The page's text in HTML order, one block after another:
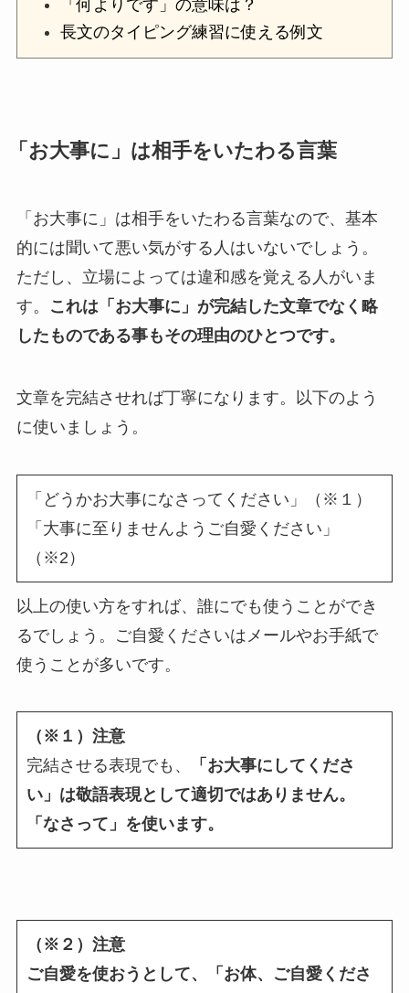
「何よりです」の意味は？
長文のタイピング練習に使える例文
「お大事に」は相手をいたわる言葉
「お大事に」は相手をいたわる言葉なので、基本
的には聞いて悪い気がする人はいないでしょう。
ただし、立場によっては違和感を覚える人がいま
す。
これは「お大事に」が完結した文章でなく略
したものである事もその理由のひとつです。
文章を完結させれば丁寧になります。以下のよう
に使いましょう。
「どうかお大事になさってください」（※１）
「大事に至りませんようご自愛ください」
（※2）
以上の使い方をすれば、誰にでも使うことができ
るでしょう。ご自愛くださいはメールやお手紙で
使うことが多いです。
（※１）注意
完結させる表現でも、
「お大事にしてくださ
い」は敬語表現として適切ではありません。
「なさって」を使います。
（※２）注意
ご自愛を使おうとして、「お体、ご自愛くださ